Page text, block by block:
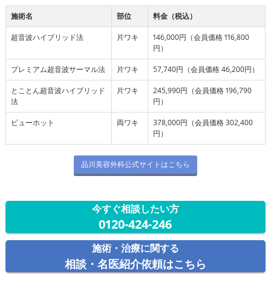
施術名 部位 料金（税込）
超音波ハイブリッド法 片ワキ
146,000円（会員価格 116,800
円）
プレミアム超音波サーマル法 片ワキ 57,740円（会員価格 46,200円）
とことん超音波ハイブリッド
法
片ワキ
245,990円（会員価格 196,790
円）
ビューホット 両ワキ
378,000円（会員価格 302,400
円）
品川美容外科公式サイトはこちら
今すぐ相談したい方
0120-424-246
施術・治療に関する
相談・名医紹介依頼はこちら